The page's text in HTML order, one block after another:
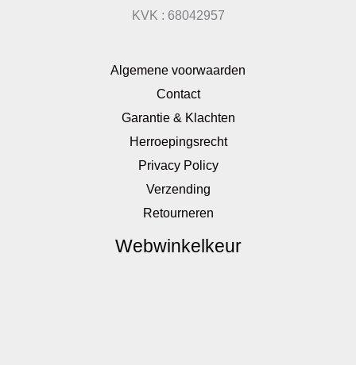
KVK : 68042957
Algemene voorwaarden
Contact
Garantie & Klachten
Herroepingsrecht
Privacy Policy
Verzending
Retourneren
Webwinkelkeur